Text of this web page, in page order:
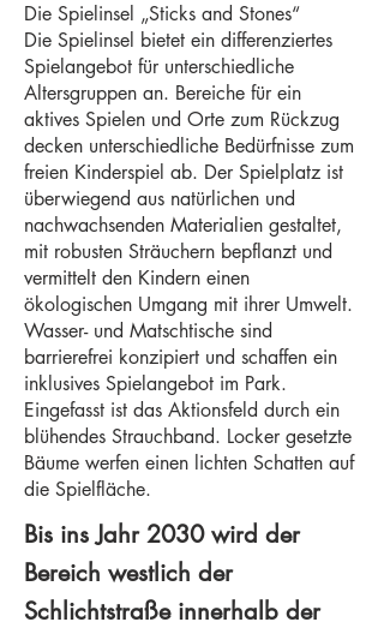
Die Spielinsel „Sticks and Stones“
Die Spielinsel bietet ein differenziertes
Spielangebot für unterschiedliche
Altersgruppen an. Bereiche für ein
aktives Spielen und Orte zum Rückzug
decken unterschiedliche Bedürfnisse zum
freien Kinderspiel ab. Der Spielplatz ist
überwiegend aus natürlichen und
nachwachsenden Materialien gestaltet,
mit robusten Sträuchern bepflanzt und
vermittelt den Kindern einen
ökologischen Umgang mit ihrer Umwelt.
Wasser- und Matschtische sind
barrierefrei konzipiert und schaffen ein
inklusives Spielangebot im Park.
Eingefasst ist das Aktionsfeld durch ein
blühendes Strauchband. Locker gesetzte
Bäume werfen einen lichten Schatten auf
die Spielfläche.
Bis ins Jahr 2030 wird der
Bereich westlich der
Schlichtstraße innerhalb der